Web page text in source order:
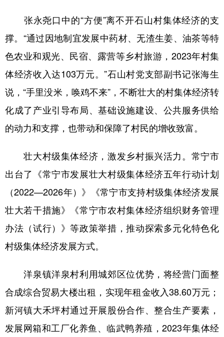
张永尧口中的“方便”离不开石山村集体经济的支
撑。“通过因地制宜发展中药材、无渣生姜、油茶等特
色农业和观光、民宿、露营等乡村旅游，2023年村集
体经济收入达103万元。”石山村党支部副书记张海生
说，“手里没米，唤鸡不来”，不断壮大的村集体经济转
化成了产业引导布局、基础设施建设、公共服务供给
的动力和支撑，也带动和保障了村民的增收致富。
壮大村级集体经济，激发乡村振兴活力。常宁市
出台了《常宁市发展壮大村级集体经济五年行动计划
（2022—2026年）》《常宁市支持村级集体经济发展
壮大若干措施》《常宁市农村集体经济组织财务管理
办法（试行）》等政策举措，推动探索多元化特色化
村级集体经济发展方式。
洋泉镇洋泉村利用城郊区位优势，将经营门面整
合成综合贸易大楼出租，实现年租金收入38.60万元；
新河镇大禾坪村通过开展股份合作、整合生产要素，
发展网箱和工厂化养鱼、临武鸭养殖，2023年集体经